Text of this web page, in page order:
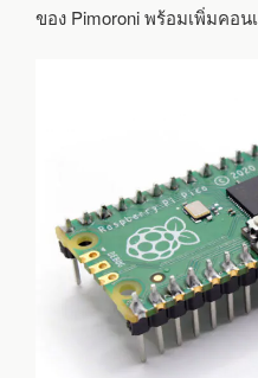
ของ Pimoroni พร้อมเพิ่มคอน